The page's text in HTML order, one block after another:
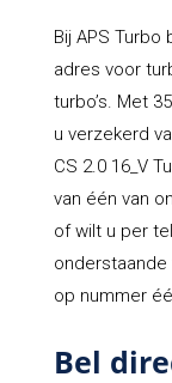
Bij APS Turbo
adres voor
turbo’s. Met
u verzekerd
CS 2.0 16_V
van één van
of wilt u per
onderstaande
op nummer
Bel